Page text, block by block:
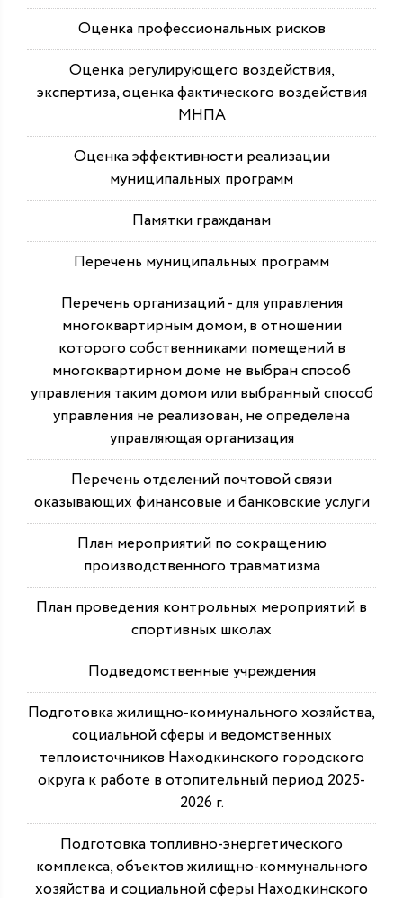
Оценка профессиональных рисков
Оценка регулирующего воздействия,
экспертиза, оценка фактического воздействия
МНПА
Оценка эффективности реализации
муниципальных программ
Памятки гражданам
Перечень муниципальных программ
Перечень организаций - для управления
многоквартирным домом, в отношении
которого собственниками помещений в
многоквартирном доме не выбран способ
управления таким домом или выбранный способ
управления не реализован, не определена
управляющая организация
Перечень отделений почтовой связи
оказывающих финансовые и банковские услуги
План мероприятий по сокращению
производственного травматизма
План проведения контрольных мероприятий в
спортивных школах
Подведомственные учреждения
Подготовка жилищно-коммунального хозяйства,
социальной сферы и ведомственных
теплоисточников Находкинского городского
округа к работе в отопительный период 2025-
2026 г.
Подготовка топливно-энергетического
комплекса, объектов жилищно-коммунального
хозяйства и социальной сферы Находкинского